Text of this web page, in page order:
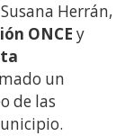
Herrán,
ONCE y
un
de las